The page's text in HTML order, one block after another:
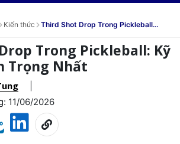
Kiến thức
Third Shot Drop Trong Pickleball:
Trong Pickleball: Kỹ
Trọng Nhất
11/06/2026